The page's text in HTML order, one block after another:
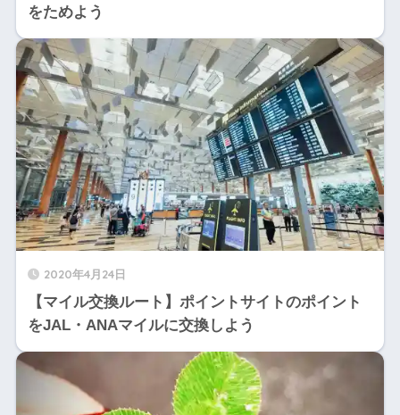
をためよう
2020年4月24日
【マイル交換ルート】ポイントサイトのポイント
をJAL・ANAマイルに交換しよう